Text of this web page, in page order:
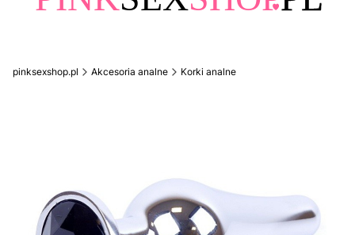
pinksexshop.pl Akcesoria analne Korki analne